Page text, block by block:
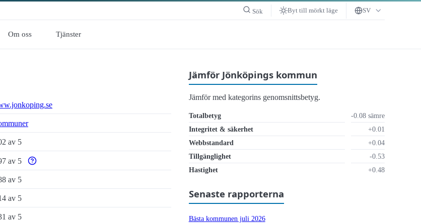
Sök Byt till mörkt läge SV
Om oss Tjänster
av 5
av 5
Varför enbart automatiska tillgänglighetstester är otillräckligt
av 5
av 5
av 5
Jämför Jönköpings kommun
Jämför med kategorins genomsnittsbetyg.
Totalbetyg
-0.08 sämre
Integritet & säkerhet
+0.01
Webbstandard
+0.04
Tillgänglighet
-0.53
Hastighet
+0.48
Senaste rapporterna
Bästa kommunen juli 2026